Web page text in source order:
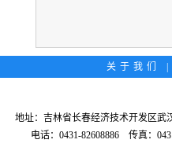
关于我们
地址：吉林省长春经济技术开发区
电话：0431-82608886 传真：